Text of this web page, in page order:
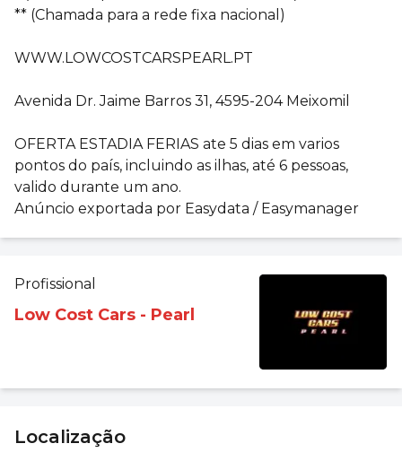
** (Chamada para a rede fixa nacional)
WWW.LOWCOSTCARSPEARL.PT
Avenida Dr. Jaime Barros 31, 4595-204 Meixomil
OFERTA ESTADIA FERIAS ate 5 dias em varios
pontos do país, incluindo as ilhas, até 6 pessoas,
valido durante um ano.
Anúncio exportada por Easydata / Easymanager
Profissional
Low Cost Cars - Pearl
Localização